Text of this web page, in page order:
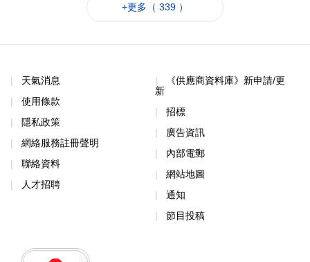
+更多（ 339 ）
天氣消息
使用條款
隱私政策
網絡服務註冊聲明
聯絡資料
人才招聘
《供應商資料庫》新申請/更
新
招標
廣告資訊
內部電郵
網站地圖
通知
節目投稿